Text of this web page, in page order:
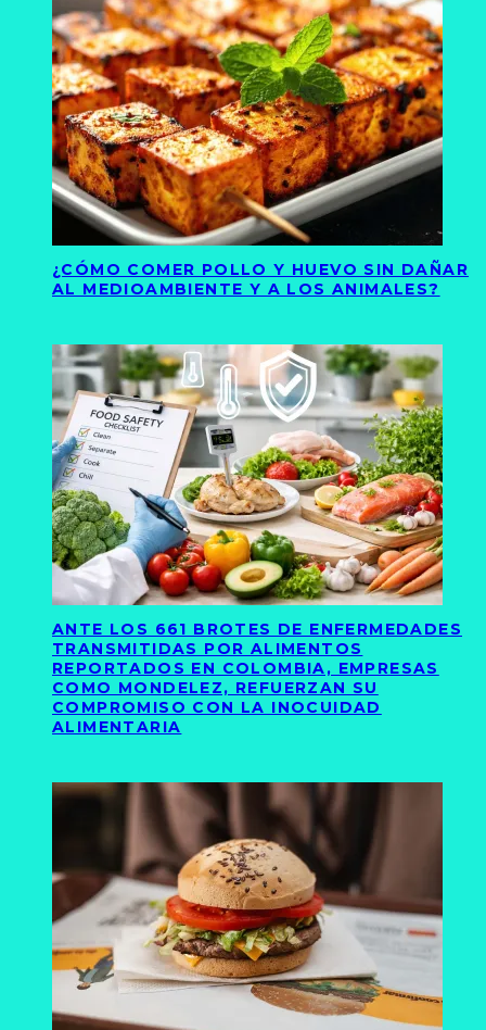
¿CÓMO COMER POLLO Y HUEVO SIN DAÑAR
AL MEDIOAMBIENTE Y A LOS ANIMALES?
ANTE LOS 661 BROTES DE ENFERMEDADES
TRANSMITIDAS POR ALIMENTOS
REPORTADOS EN COLOMBIA, EMPRESAS
COMO MONDELEZ, REFUERZAN SU
COMPROMISO CON LA INOCUIDAD
ALIMENTARIA